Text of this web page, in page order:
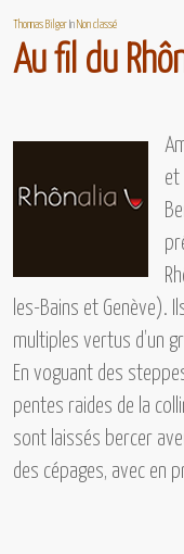
Thomas Bilger InNon classé
Au fil du
et
les-Bains et Genève).
multiples vertus d’un
En voguant des
pentes raides de la
sont laissés bercer
des cépages, avec en